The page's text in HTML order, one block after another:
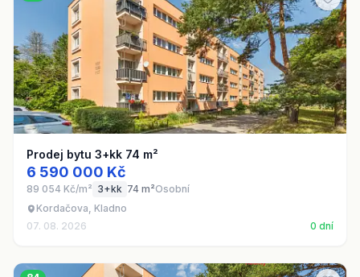
Prodej bytu 3+kk 74 m²
6 590 000 Kč
89 054 Kč/m² 3+kk 74 m²Osobní
Kordačova, Kladno
07. 08. 2026
0 dní